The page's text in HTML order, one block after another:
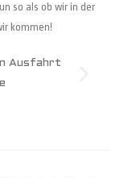
so als ob wir in der
kommen!